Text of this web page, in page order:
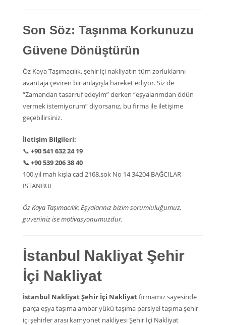
Son Söz: Taşınma Korkunuzu
Güvene Dönüştürün
Öz Kaya Taşımacılık, şehir içi nakliyatın tüm zorluklarını
avantaja çeviren bir anlayışla hareket ediyor. Siz de
“Zamandan tasarruf edeyim” derken “eşyalarımdan ödün
vermek istemiyorum” diyorsanız, bu firma ile iletişime
geçebilirsiniz.
İletişim Bilgileri:
📞 +90 541 632 24 19
📞 +90 539 206 38 40
100.yıl mah kışla cad 2168.sok No 14 34204 BAĞCILAR
İSTANBUL
Öz Kaya Taşımacılık: Eşyalarınız bizim sorumluluğumuz,
güveniniz ise motivasyonumuzdur.
İstanbul Nakliyat Şehir
İçi Nakliyat
İstanbul Nakliyat Şehir İçi Nakliyatfirmamız sayesinde
parça eşya taşıma ambar yükü taşıma parsiyel taşıma şehir
içi şehirler arası kamyonet nakliyesi Şehir İçi Nakliyat